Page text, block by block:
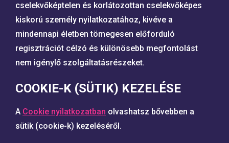
cselekvőképtelen és korlátozottan cselekvőképes
kiskorú személy nyilatkozatához, kivéve a
mindennapi életben tömegesen előforduló
regisztrációt célzó és különösebb megfontolást
nem igénylő szolgáltatásrészeket.
COOKIE-K (SÜTIK) KEZELÉSE
A Cookie nyilatkozatban olvashatsz bővebben a
sütik (cookie-k) kezeléséről.